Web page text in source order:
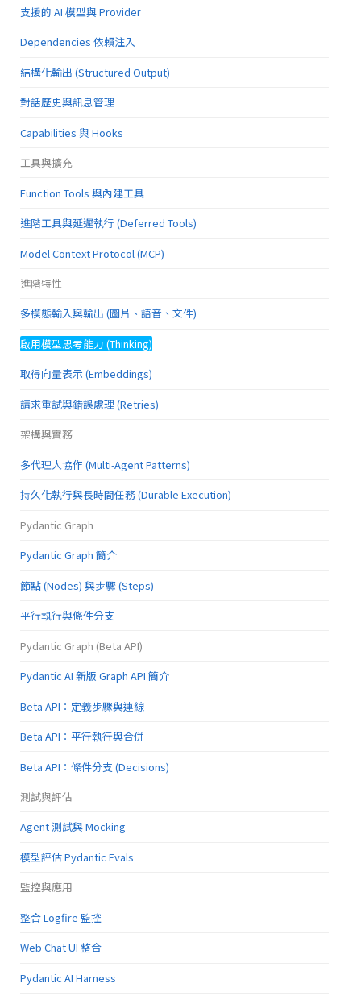
支援的 AI 模型與 Provider
Dependencies 依賴注入
結構化輸出 (Structured Output)
對話歷史與訊息管理
Capabilities 與 Hooks
工具與擴充
Function Tools 與內建工具
進階工具與延遲執行 (Deferred Tools)
Model Context Protocol (MCP)
進階特性
多模態輸入與輸出 (圖片、語音、文件)
啟用模型思考能力 (Thinking)
取得向量表示 (Embeddings)
請求重試與錯誤處理 (Retries)
架構與實務
多代理人協作 (Multi-Agent Patterns)
持久化執行與長時間任務 (Durable Execution)
Pydantic Graph
Pydantic Graph 簡介
節點 (Nodes) 與步驟 (Steps)
平行執行與條件分支
Pydantic Graph (Beta API)
Pydantic AI 新版 Graph API 簡介
Beta API：定義步驟與連線
Beta API：平行執行與合併
Beta API：條件分支 (Decisions)
測試與評估
Agent 測試與 Mocking
模型評估 Pydantic Evals
監控與應用
整合 Logfire 監控
Web Chat UI 整合
Pydantic AI Harness